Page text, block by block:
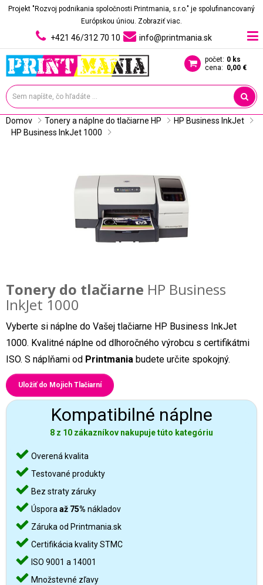
Projekt "Rozvoj podnikania spoločnosti Printmania, s.r.o." je spolufinancovaný
Európskou úniou. Zobraziť viac.
+421 46/312 70 10 info@printmania.sk
počet: 0 ks
cena: 0,00 €
Domov Tonery a náplne do tlačiarne HP
HP Business InkJet
HP Business InkJet 1000
Tonery do tlačiarne HP Business
InkJet 1000
Vyberte si náplne do Vašej tlačiarne HP Business InkJet
1000. Kvalitné náplne od dlhoročného výrobcu s certifikátmi
ISO. S náplňami od Printmania budete určite spokojný.
Uložiť do Mojich Tlačiarní
Kompatibilné náplne
8 z 10 zákazníkov nakupuje túto kategóriu
Overená kvalita
Testované produkty
Bez straty záruky
Úspora až 75% nákladov
Záruka od Printmania.sk
Certifikácia kvality STMC
ISO 9001 a 14001
Množstevné zľavy